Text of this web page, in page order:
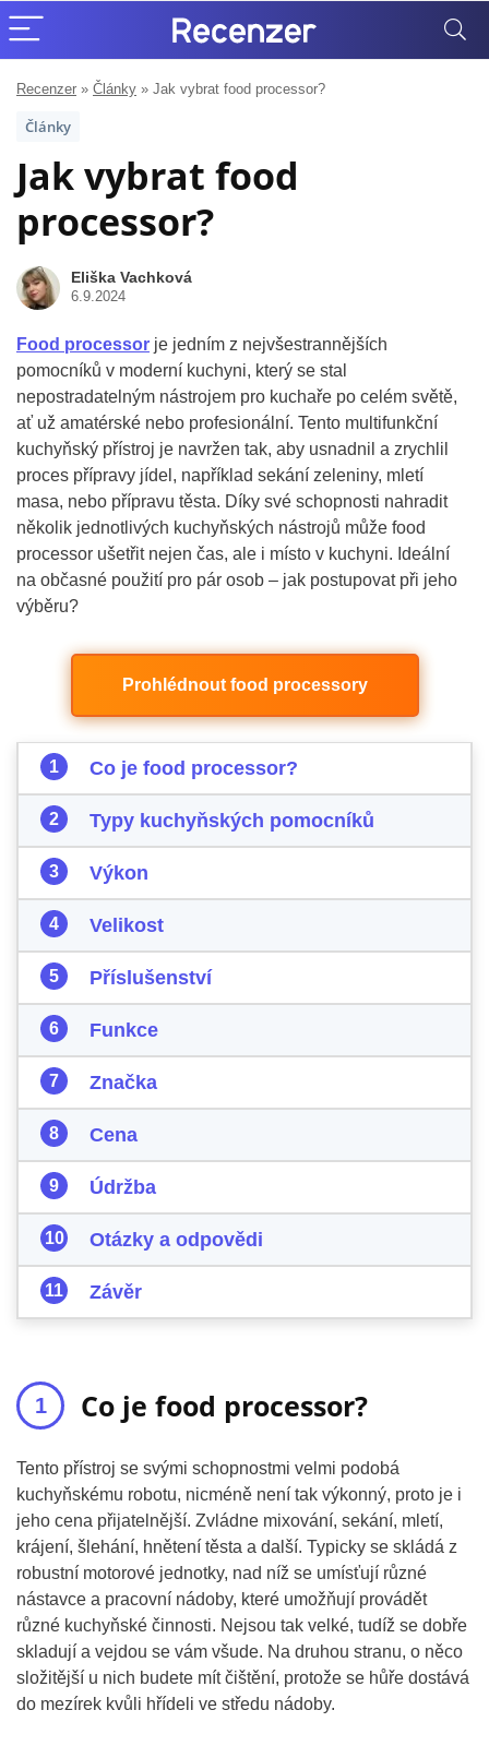
Recenzer » Články » Jak vybrat food processor?
Články
Jak vybrat food
processor?
Eliška Vachková
6.9.2024
Food processor je jedním z nejvšestrannějších
pomocníků v moderní kuchyni, který se stal
nepostradatelným nástrojem pro kuchaře po celém světě,
ať už amatérské nebo profesionální. Tento multifunkční
kuchyňský přístroj je navržen tak, aby usnadnil a zrychlil
proces přípravy jídel, například sekání zeleniny, mletí
masa, nebo přípravu těsta. Díky své schopnosti nahradit
několik jednotlivých kuchyňských nástrojů může food
processor ušetřit nejen čas, ale i místo v kuchyni. Ideální
na občasné použití pro pár osob – jak postupovat při jeho
výběru?
Prohlédnout food processory
Co je food processor?
Typy kuchyňských pomocníků
Výkon
Velikost
Příslušenství
Funkce
Značka
Cena
Údržba
Otázky a odpovědi
Závěr
Co je food processor?
Tento přístroj se svými schopnostmi velmi podobá
kuchyňskému robotu, nicméně není tak výkonný, proto je i
jeho cena přijatelnější. Zvládne mixování, sekání, mletí,
krájení, šlehání, hnětení těsta a další. Typicky se skládá z
robustní motorové jednotky, nad níž se umísťují různé
nástavce a pracovní nádoby, které umožňují provádět
různé kuchyňské činnosti. Nejsou tak velké, tudíž se dobře
skladují a vejdou se vám všude. Na druhou stranu, o něco
složitější u nich budete mít čištění, protože se hůře dostává
do mezírek kvůli hřídeli ve středu nádoby.